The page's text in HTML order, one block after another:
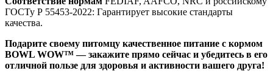
ГОСТу Р 55453-2022: Гарантирует высокие стандарты
качества.
Подарите своему питомцу качественное питание с кормом
BOWL WOW™ — закажите прямо сейчас и убедитесь в его
отличной пользе для здоровья и активности вашего друга!